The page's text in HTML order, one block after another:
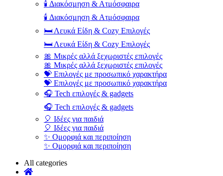
🕯️ Διακόσμηση & Ατμόσφαιρα
🕯️ Διακόσμηση & Ατμόσφαιρα
🛏️ Λευκά Είδη & Cozy Επιλογές
🛏️ Λευκά Είδη & Cozy Επιλογές
🎀 Μικρές αλλά ξεχωριστές επιλογές
🎀 Μικρές αλλά ξεχωριστές επιλογές
💝 Επιλογές με προσωπικό χαρακτήρα
💝 Επιλογές με προσωπικό χαρακτήρα
🎧 Tech επιλογές & gadgets
🎧 Tech επιλογές & gadgets
🎈 Ιδέες για παιδιά
🎈 Ιδέες για παιδιά
✨ Ομορφιά και περιποίηση
✨ Ομορφιά και περιποίηση
All categories